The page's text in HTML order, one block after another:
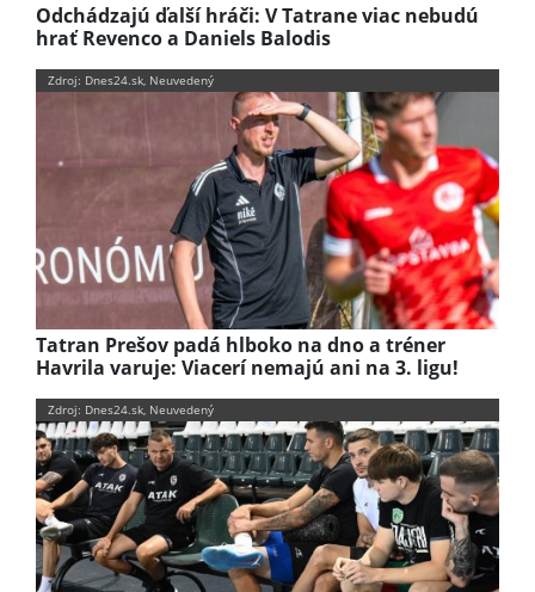
Odchádzajú ďalší hráči: V Tatrane viac nebudú
hrať Revenco a Daniels Balodis
Zdroj: Dnes24.sk, Neuvedený
Tatran Prešov padá hlboko na dno a tréner
Havrila varuje: Viacerí nemajú ani na 3. ligu!
Zdroj: Dnes24.sk, Neuvedený